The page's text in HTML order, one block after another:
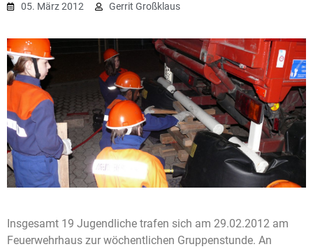
05. März 2012 Gerrit Großklaus
Insgesamt 19 Jugendliche trafen sich am 29.02.2012 am
Feuerwehrhaus zur wöchentlichen Gruppenstunde. An